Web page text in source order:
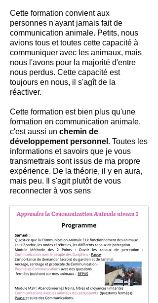
Cette formation convient aux
personnes n'ayant jamais fait de
communication animale. Petits, nous
avions tous et toutes cette capacité à
communiquer avec les animaux, mais
nous l'avons pour la majorité d'entre
nous perdus. Cette capacité est
toujours en nous, il s'agît de la
réactiver.
Cette formation est bien plus qu'une
formation en communication animale,
c'est aussi un chemin de
développement personnel . Toutes les
informations et savoirs que je vous
transmettrais sont issus de ma propre
expérience. De la théorie, il y en aura,
mais peu. Il s'agit plutôt de vous
reconnecter à vos sens